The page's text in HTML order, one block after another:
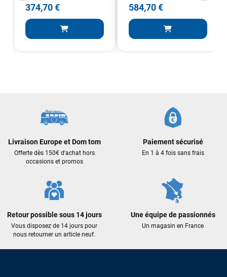
374,70 € 584,70 €
Livraison Europe et Dom tom
Offerte dès 150€ d'achat hors
occasions et promos
Paiement sécurisé
En 1 à 4 fois sans frais
Retour possible sous 14 jours
Vous disposez de 14 jours pour
nous retourner un article neuf.
Une équipe de passionnés
Un magasin en France
J'ai acheté une voile d'occasion depuis Tahiti. Super service.
L'envoi a été rapide. La voile est arrivée en super état.
Mauruuru roa.